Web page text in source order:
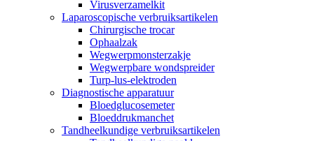
Virusverzamelkit
Laparoscopische verbruiksartikelen
Chirurgische trocar
Ophaalzak
Wegwerpmonsterzakje
Wegwerpbare wondspreider
Turp-lus-elektroden
Diagnostische apparatuur
Bloedglucosemeter
Bloeddrukmanchet
Tandheelkundige verbruiksartikelen